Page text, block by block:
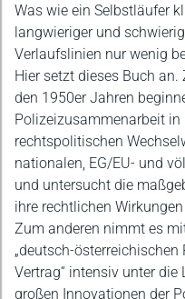
Was wie ein Selbstläufer
langwieriger und
Verlaufslinien nur wenig
Hier setzt dieses Buch
den 1950er Jahren
Polizeizusammenarbeit in
rechtspolitischen
nationalen, EG/EU- und
und untersucht die
ihre rechtlichen
Zum anderen nimmt es
„deutsch-österreichischen
Vertrag“ intensiv unter die
großen Innovationen der